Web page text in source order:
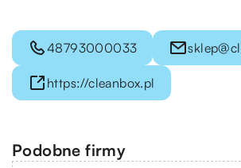
48793000033
https://cleanbox.pl
Podobne firmy